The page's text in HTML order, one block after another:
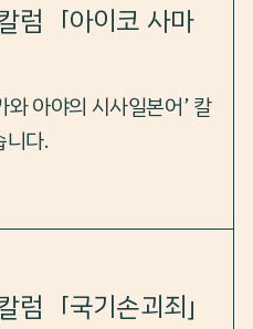
언어
럼「아이코 사마
아야의 시사일본어’ 칼
다.
럼「국기손괴죄」